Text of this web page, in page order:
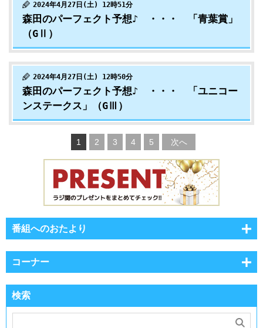
2024年4月27日(土) 12時51分
森田のパーフェクト予想♪ ・・・ 「青葉賞」
（GⅡ）
2024年4月27日(土) 12時50分
森田のパーフェクト予想♪ ・・・ 「ユニコー
ンステークス」（GⅢ）
1 2 3 4 5 次へ
番組へのおたより
コーナー
検索